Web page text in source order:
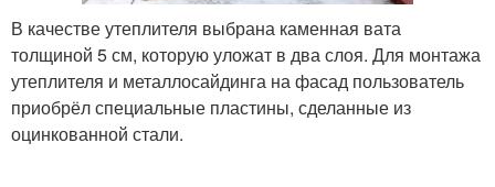
В качестве утеплителя выбрана каменная вата
толщиной 5 см, которую уложат в два слоя. Для монтажа
утеплителя и металлосайдинга на фасад пользователь
приобрёл специальные пластины, сделанные из
оцинкованной стали.